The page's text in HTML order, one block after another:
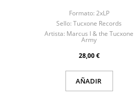
Formato: 2xLP
Sello: Tucxone Records
Artista: Marcus I & the Tucxone
Army
28,00 €
AÑADIR
en su lista de deseos.
Iniciar sesión